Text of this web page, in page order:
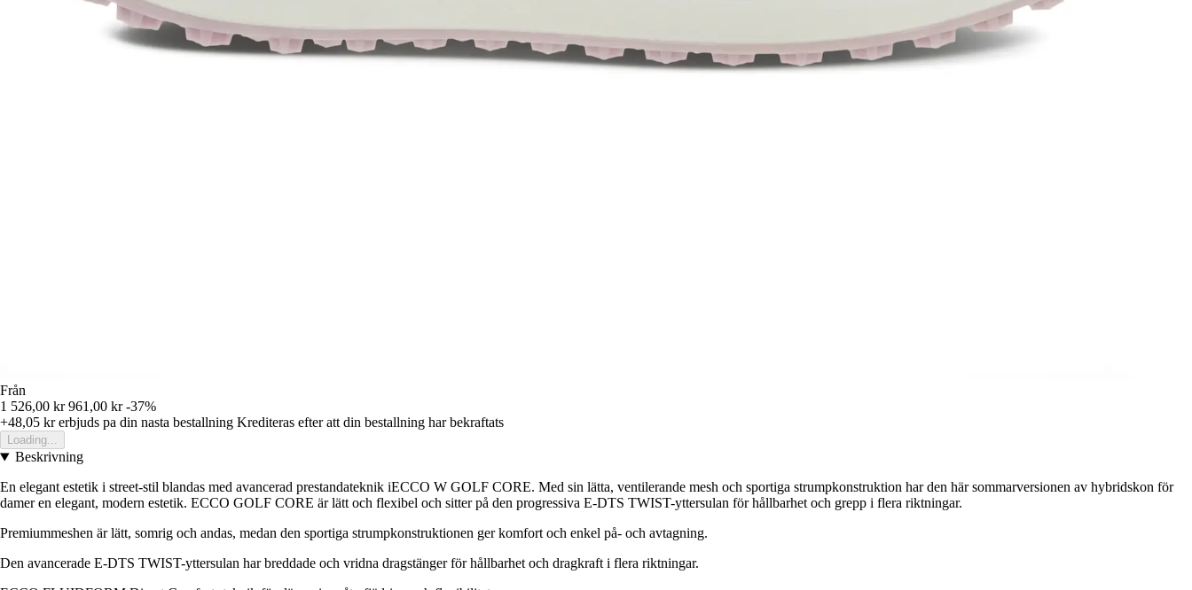
Från
1 526,00 kr 961,00 kr -37%
+48,05 krerbjuds pa din nasta bestallning Krediteras efter att din bestallning har bekraftats
Loading...
Beskrivning
En elegant estetik i street-stil blandas med avancerad prestandateknik iECCO W GOLF CORE. Med sin lätta, ventilerande mesh och sportiga strumpkonstruktion har den här sommarversionen av hybridskon för
damer en elegant, modern estetik. ECCO GOLF CORE är lätt och flexibel och sitter på den progressiva E-DTS TWIST-yttersulan för hållbarhet och grepp i flera riktningar.
Premiummeshen är lätt, somrig och andas, medan den sportiga strumpkonstruktionen ger komfort och enkel på- och avtagning.
Den avancerade E-DTS TWIST-yttersulan har breddade och vridna dragstänger för hållbarhet och dragkraft i flera riktningar.